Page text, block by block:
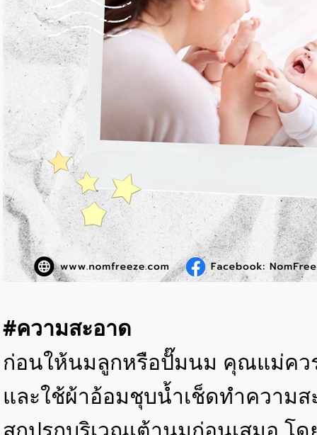
#ความสะอาด
ก่อนให้นมลูกหรือปั๊มนม คุณแม่คว
และใช้ผ้าอ้อมชุบน้ำเช็ดทำความส